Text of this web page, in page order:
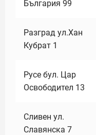
България 99
Разград ул.Хан
Кубрат 1
Русе бул. Цар
Освободител 13
Сливен ул.
Славянска 7